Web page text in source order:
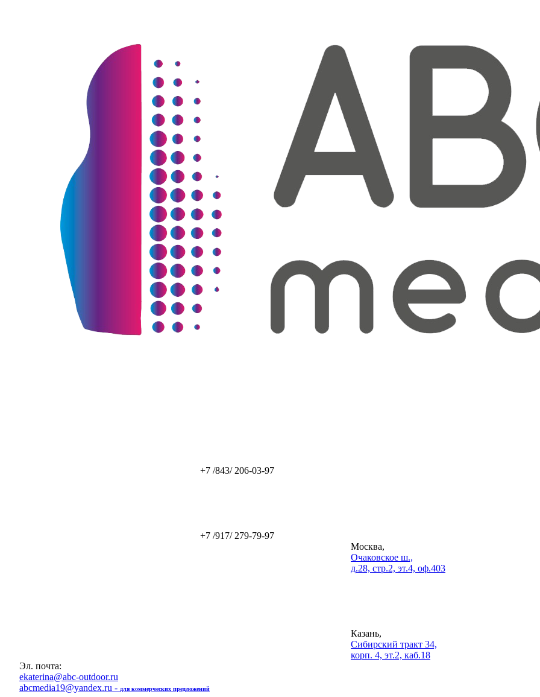
+7 /843/ 206-03-97
+7 /917/ 279-79-97
Москва,
Очаковское ш.,
д.28, стр.2, эт.4, оф.403
Казань,
Сибирский тракт 34,
корп. 4, эт.2, каб.18
Эл. почта:
ekaterina@abc-outdoor.ru
abcmedia19@yandex.ru - для коммерческих предложений